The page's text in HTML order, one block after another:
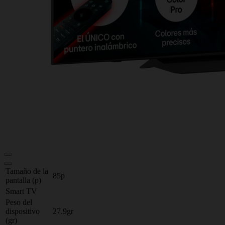
Tamaño de la
pantalla (p)
85p
Smart TV
Peso del
dispositivo
(gr)
27.9gr